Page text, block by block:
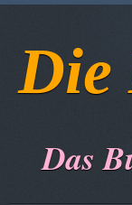
Die
Das